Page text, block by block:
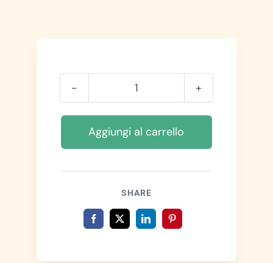
LA
STORIA
DELLA
MIA
Aggiungi al carrello
SHARE